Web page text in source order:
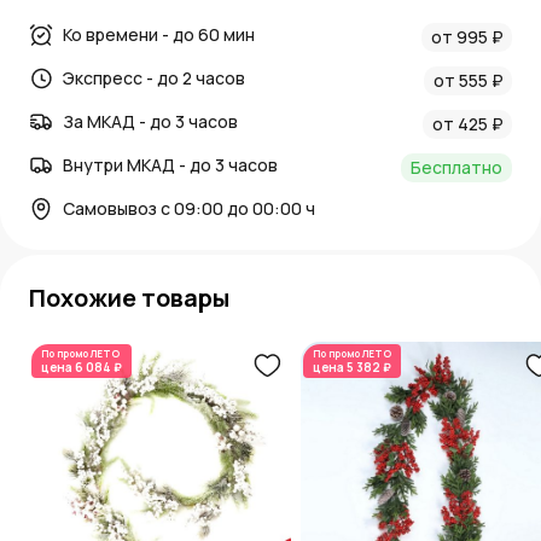
Ко времени - до 60 мин
от 995 ₽
Экспресс - до 2 часов
от 555 ₽
За МКАД - до 3 часов
от 425 ₽
Внутри МКАД - до 3 часов
Бесплатно
Самовывоз с 09:00 до 00:00 ч
Похожие товары
По промоЛЕТО
цена 6 084 ₽
По промоЛЕТО
цена 5 382 ₽